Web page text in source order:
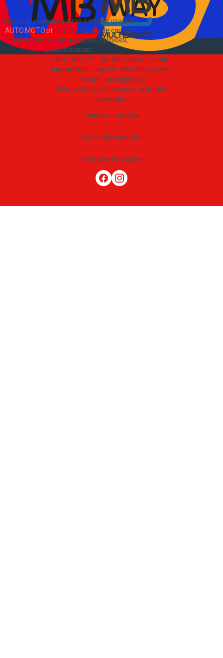
Comprar e vender carros e motas usadas
AUTO.MOTO.pt- Venda rápida de carros,
motas, comerciais, pesados, camiões,
autocaravanas
AUTO.MOTO.PT · NIF 518174034 · Estrada
Nacional N10-1 loja 189, 2815-892 Sobreda,
Portugal · apoio@moto.pt
©AUTO.MOTO.pt 2026 Todos os direitos
reservados.
Termos e Condições
Livro de Reclamações
Definições de cookies